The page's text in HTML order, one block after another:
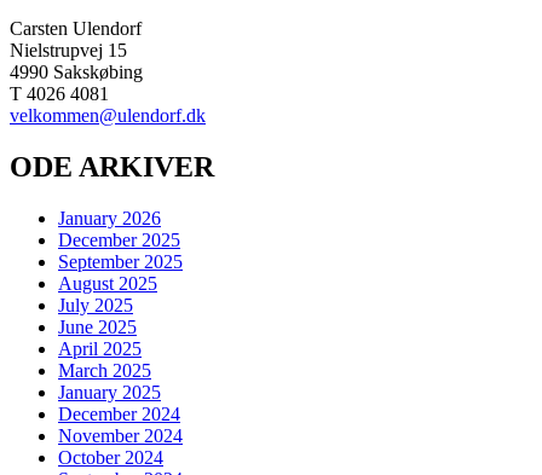
Carsten Ulendorf
Nielstrupvej 15
4990 Sakskøbing
T 4026 4081
velkommen@ulendorf.dk
ODE ARKIVER
January 2026
December 2025
September 2025
August 2025
July 2025
June 2025
April 2025
March 2025
January 2025
December 2024
November 2024
October 2024